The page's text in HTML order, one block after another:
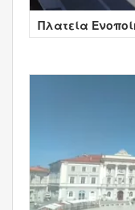
Πλατεία